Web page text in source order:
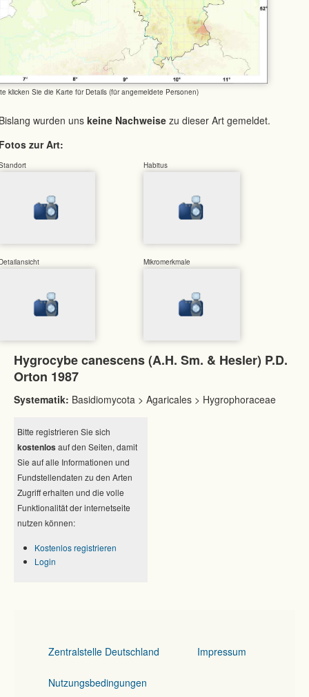
klicken Sie die Karte für Details (für angemeldete Personen)
wurden uns keine Nachweise zu dieser Art gemeldet.
zur Art:
Habitus
Mikromerkmale
Hygrocybe canescens (A.H. Sm. & Hesler) P.D.
Orton 1987
Systematik: Basidiomycota > Agaricales > Hygrophoraceae
Bitte registrieren Sie sich
kostenlos auf den Seiten, damit
Sie auf alle Informationen und
Fundstellendaten zu den Arten
Zugriff erhalten und die volle
Funktionalität der internetseite
nutzen können:
Kostenlos registrieren
Login
Zentralstelle Deutschland Impressum
Nutzungsbedingungen